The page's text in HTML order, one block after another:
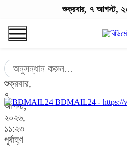
শুক্রবার,
৭
আগস্ট,
২০২৬,
১১:২৩
পূর্বাহ্ণ
BDMAIL24 - https://
শুক্রবার, ৭ আগস্ট,